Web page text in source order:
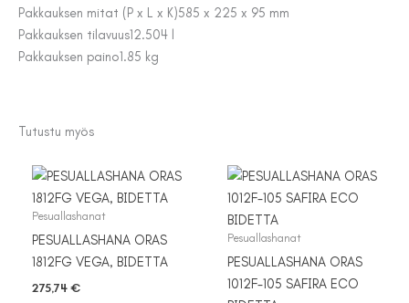
Pakkauksen mitat (P x L x K)585 x 225 x 95 mm
Pakkauksen tilavuus12.504 l
Pakkauksen paino1.85 kg
Tutustu myös
Pesuallashanat
PESUALLASHANA ORAS
1812FG VEGA, BIDETTA
275,74 €
Pesuallashanat
PESUALLASHANA ORAS
1012F-105 SAFIRA ECO